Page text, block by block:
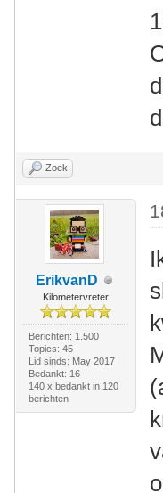
Zoek
ErikvanD
Kilometervreter
Berichten: 1.500
Topics: 45
Lid sinds: May 2017
Bedankt: 16
140 x bedankt in 120
berichten